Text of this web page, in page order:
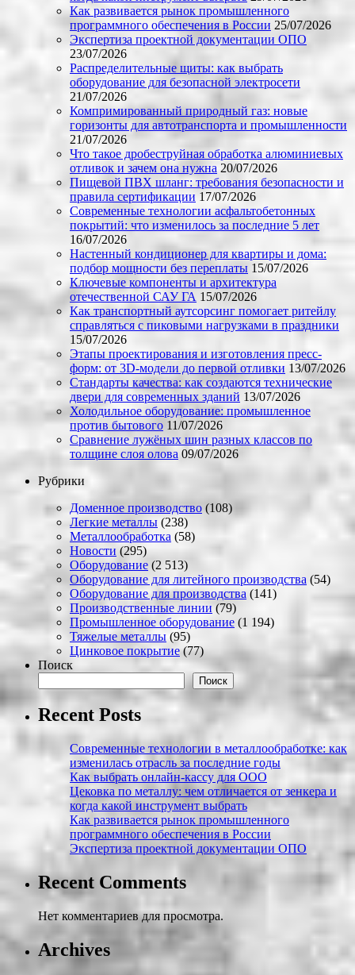
Как развивается рынок промышленного
программного обеспечения в России 25/07/2026
Экспертиза проектной документации ОПО
23/07/2026
Распределительные щиты: как выбрать
оборудование для безопасной электросети
21/07/2026
Компримированный природный газ: новые
горизонты для автотранспорта и промышленности
21/07/2026
Что такое дробеструйная обработка алюминиевых
отливок и зачем она нужна 20/07/2026
Пищевой ПВХ шланг: требования безопасности и
правила сертификации 17/07/2026
Современные технологии асфальтобетонных
покрытий: что изменилось за последние 5 лет
16/07/2026
Настенный кондиционер для квартиры и дома:
подбор мощности без переплаты 15/07/2026
Ключевые компоненты и архитектура
отечественной САУ ГА 15/07/2026
Как транспортный аутсорсинг помогает ритейлу
справляться с пиковыми нагрузками в праздники
15/07/2026
Этапы проектирования и изготовления пресс-
форм: от 3D-модели до первой отливки 13/07/2026
Стандарты качества: как создаются технические
двери для современных зданий 13/07/2026
Холодильное оборудование: промышленное
против бытового 11/07/2026
Сравнение лужёных шин разных классов по
толщине слоя олова 09/07/2026
Рубрики
Доменное производство (108)
Легкие металлы (238)
Металлообработка (58)
Новости (295)
Оборудование (2 513)
Оборудование для литейного производства (54)
Оборудование для производства (141)
Производственные линии (79)
Промышленное оборудование (1 194)
Тяжелые металлы (95)
Цинковое покрытие(77)
Поиск
Поиск
Recent Posts
Современные технологии в металлообработке: как
изменилась отрасль за последние годы
Как выбрать онлайн-кассу для ООО
Цековка по металлу: чем отличается от зенкера и
когда какой инструмент выбрать
Как развивается рынок промышленного
программного обеспечения в России
Экспертиза проектной документации ОПО
Recent Comments
Нет комментариев для просмотра.
Archives